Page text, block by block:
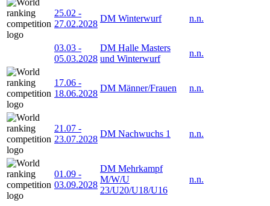
25.02 -
27.02.2028
DM Winterwurf n.n.
03.03 -
05.03.2028
DM Halle Masters
und Winterwurf
n.n.
17.06 -
18.06.2028
DM Männer/Frauen n.n.
21.07 -
23.07.2028
DM Nachwuchs 1 n.n.
01.09 -
03.09.2028
DM Mehrkampf
M/W/U
23/U20/U18/U16
n.n.